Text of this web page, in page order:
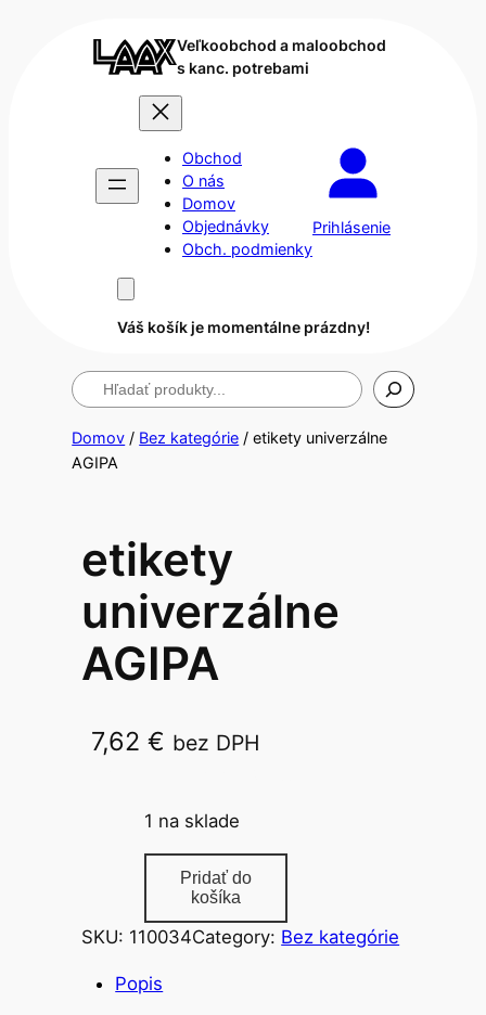
Veľkoobchod a maloobchod
s kanc. potrebami
Obchod
O nás
Domov
Objednávky
Obch. podmienky
Prihlásenie
Váš košík je momentálne prázdny!
Hľadanie
Domov / Bez kategórie / etikety univerzálne
AGIPA
etikety
univerzálne
AGIPA
7,62€ bez DPH
1 na sklade
o
ž
s
Pridať do
košíka
SKU: 110034Category: Bez kategórie
Popis